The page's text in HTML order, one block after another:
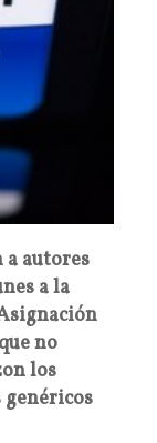
autores
a la
no
los